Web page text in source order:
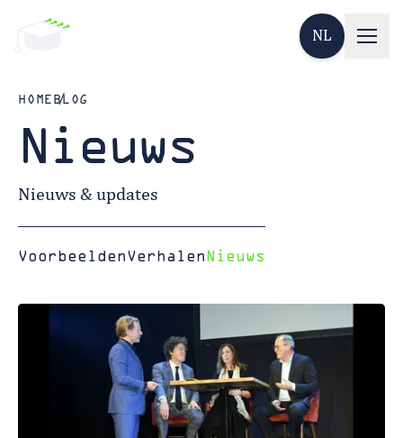
NL
HOMEBLOG
Nieuws
Nieuws & updates
VoorbeeldenVerhalenNieuws